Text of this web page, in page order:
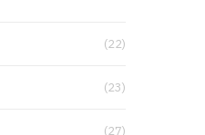
(22)
(23)
(27)